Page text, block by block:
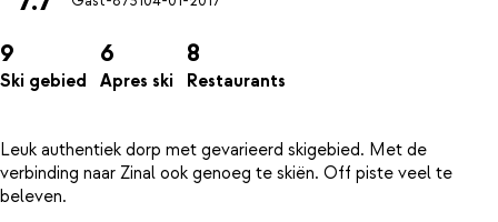
9
Ski gebied
6
Apres ski
8
Restaurants
Leuk authentiek dorp met gevarieerd skigebied. Met de
verbinding naar Zinal ook genoeg te skiën. Off piste veel te